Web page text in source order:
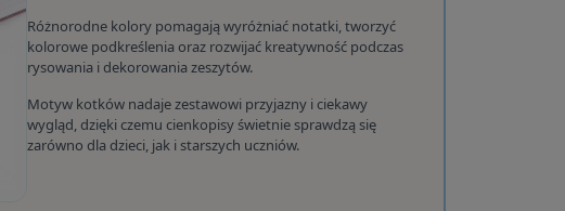
Różnorodne kolory pomagają wyróżniać notatki, tworzyć
kolorowe podkreślenia oraz rozwijać kreatywność podczas
rysowania i dekorowania zeszytów.
Motyw kotków nadaje zestawowi przyjazny i ciekawy
wygląd, dzięki czemu cienkopisy świetnie sprawdzą się
zarówno dla dzieci, jak i starszych uczniów.